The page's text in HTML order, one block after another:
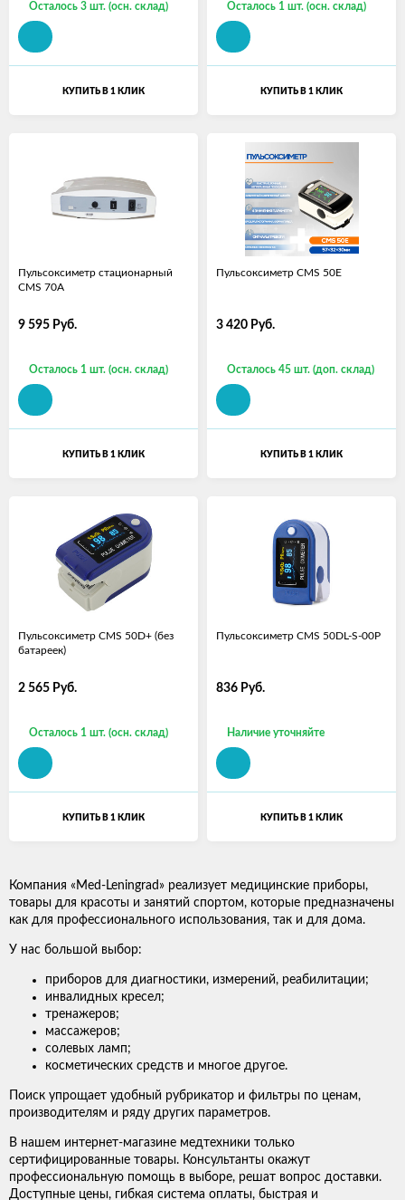
Осталось 3 шт. (осн. склад)
КУПИТЬ В 1 КЛИК
Осталось 1 шт. (осн. склад)
КУПИТЬ В 1 КЛИК
Пульсоксиметр стационарный
CMS 70A
9 595 Руб.
Осталось 1 шт. (осн. склад)
КУПИТЬ В 1 КЛИК
Пульсоксиметр CMS 50E
3 420 Руб.
Осталось 45 шт. (доп. склад)
КУПИТЬ В 1 КЛИК
Пульсоксиметр CMS 50D+ (без
батареек)
2 565 Руб.
Осталось 1 шт. (осн. склад)
КУПИТЬ В 1 КЛИК
Пульсоксиметр CMS 50DL-S-00P
836 Руб.
Наличие уточняйте
КУПИТЬ В 1 КЛИК
Компания «Med-Leningrad» реализует медицинские приборы,
товары для красоты и занятий спортом, которые предназначены
как для профессионального использования, так и для дома.
У нас большой выбор:
приборов для диагностики, измерений, реабилитации;
инвалидных кресел;
тренажеров;
массажеров;
солевых ламп;
косметических средств и многое другое.
Поиск упрощает удобный рубрикатор и фильтры по ценам,
производителям и ряду других параметров.
В нашем интернет-магазине медтехники только
сертифицированные товары. Консультанты окажут
профессиональную помощь в выборе, решат вопрос доставки.
Доступные цены, гибкая система оплаты, быстрая и